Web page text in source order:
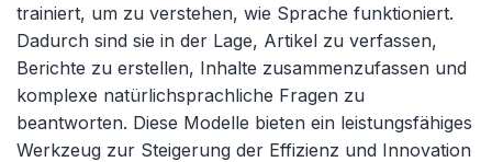
trainiert, um zu verstehen, wie Sprache funktioniert.
Dadurch sind sie in der Lage, Artikel zu verfassen,
Berichte zu erstellen, Inhalte zusammenzufassen und
komplexe natürlichsprachliche Fragen zu
beantworten. Diese Modelle bieten ein leistungsfähiges
Werkzeug zur Steigerung der Effizienz und Innovation